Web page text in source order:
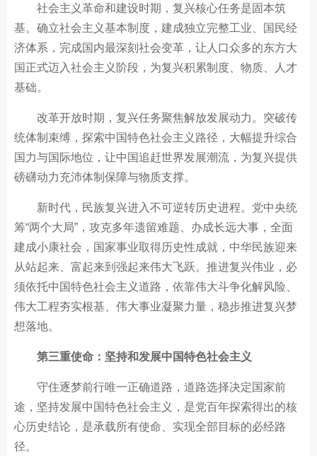
社会主义革命和建设时期，复兴核心任务是固本筑
基。确立社会主义基本制度，建成独立完整工业、国民经
济体系，完成国内最深刻社会变革，让人口众多的东方大
国正式迈入社会主义阶段，为复兴积累制度、物质、人才
基础。
改革开放时期，复兴任务聚焦解放发展动力。突破传
统体制束缚，探索中国特色社会主义路径，大幅提升综合
国力与国际地位，让中国追赶世界发展潮流，为复兴提供
磅礴动力充沛体制保障与物质支撑。
新时代，民族复兴进入不可逆转历史进程。党中央统
筹“两个大局”，攻克多年遗留难题、办成长远大事，全面
建成小康社会，国家事业取得历史性成就，中华民族迎来
从站起来、富起来到强起来伟大飞跃。推进复兴伟业，必
须依托中国特色社会主义道路，依靠伟大斗争化解风险、
伟大工程夯实根基、伟大事业凝聚力量，稳步推进复兴梦
想落地。
第三重使命：坚持和发展中国特色社会主义
守住逐梦前行唯一正确道路，道路选择决定国家前
途，坚持发展中国特色社会主义，是党百年探索得出的核
心历史结论，是承载所有使命、实现全部目标的必经路
径。